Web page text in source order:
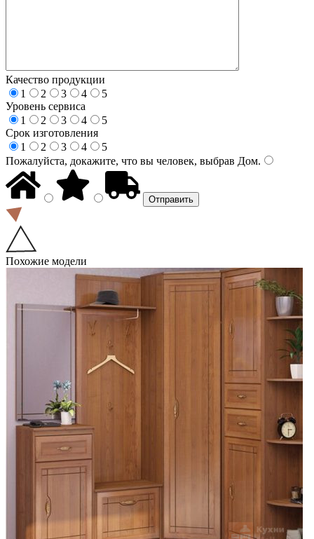
Качество продукции
1
2 3 4
5
Уровень сервиса
1
2 3 4
5
Срок изготовления
1
2 3 4
5
Пожалуйста, докажите, что вы человек, выбрав Дом.
Похожие модели